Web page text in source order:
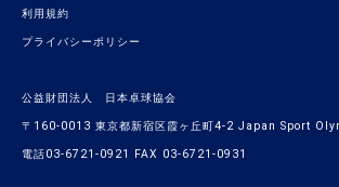
利用規約
プライバシーポリシー
公益財団法人 日本卓球協会
〒160-0013 東京都新宿区霞ヶ丘町4-2 Japan Sport
電話03-6721-0921 FAX 03-6721-0931